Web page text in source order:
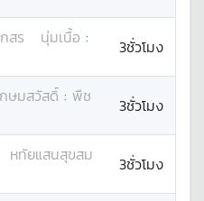
สร นุ่มเนื้อ :
3ชั่วโมง
ษมสวัสดิ์ : พืช
3ชั่วโมง
หทัยแสนสุขสม
3ชั่วโมง